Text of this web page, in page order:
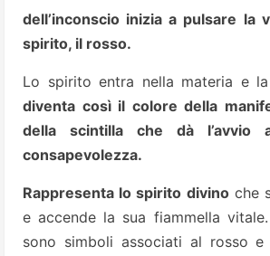
dell’inconscio inizia a pulsare la
spirito, il rosso.
Lo spirito entra nella materia e la
diventa così il colore della
della scintilla che dà l’avvio
consapevolezza.
Rappresenta lo spirito divinoche
e accende la sua fiammella
sono simboli associati al rosso